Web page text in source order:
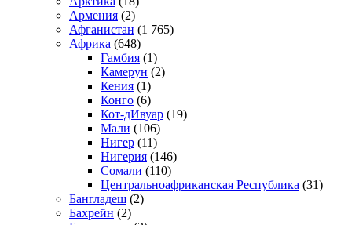
Армения (2)
Афганистан (1 765)
Африка (648)
Гамбия (1)
Камерун (2)
Кения (1)
Конго (6)
Кот-дИвуар (19)
Мали (106)
Нигер (11)
Нигерия (146)
Сомали (110)
Центральноафриканская Республика (31)
Бангладеш (2)
Бахрейн (2)